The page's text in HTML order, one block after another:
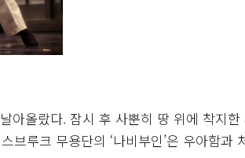
아올랐다. 잠시 후 사뿐히 땅 위에 착지한
루크 무용단의 ‘나비부인’은 우아함과